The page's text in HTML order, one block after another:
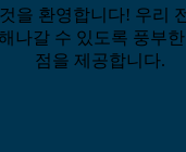
을 환영합니다! 우리
나갈 수 있도록 풍부
점을 제공합니다.